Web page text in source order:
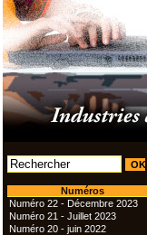
Numéros
Numéro 22 - Décembre 2023
Numéro 21 - Juillet 2023
Numéro 20 - juin 2022